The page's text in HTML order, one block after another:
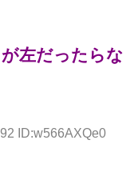
左だったらな
ID:w566AXQe0